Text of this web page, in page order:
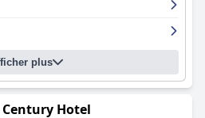
ait eu quelques commentaires
manque de formation de certains
des commentaires ont
son ambiance relaxante et la
plus
Hotel